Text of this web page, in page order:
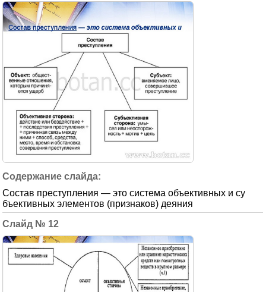
Состав преступления — это система объективных и су
бъективных элементов (признаков) деяния
12